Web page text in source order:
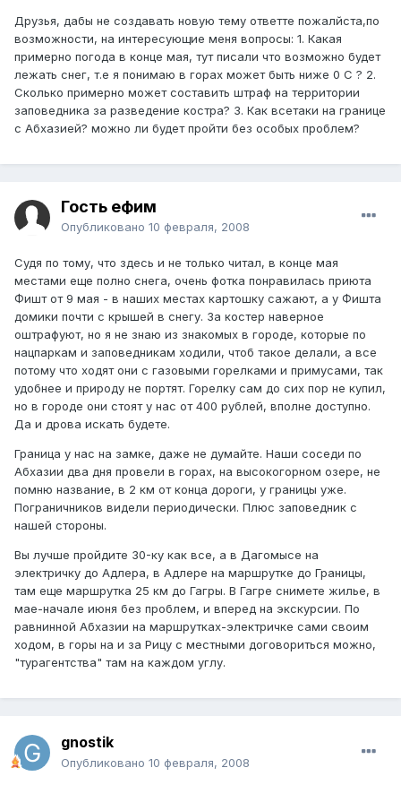
Друзья, дабы не создавать новую тему ответте пожалйста,по
возможности, на интересующие меня вопросы: 1. Какая
примерно погода в конце мая, тут писали что возможно будет
лежать снег, т.е я понимаю в горах может быть ниже 0 С ? 2.
Сколько примерно может составить штраф на территории
заповедника за разведение костра? 3. Как всетаки на границе
с Абхазией? можно ли будет пройти без особых проблем?
Гость ефим
Опубликовано 10 февраля, 2008
Судя по тому, что здесь и не только читал, в конце мая
местами еще полно снега, очень фотка понравилась приюта
Фишт от 9 мая - в наших местах картошку сажают, а у Фишта
домики почти с крышей в снегу. За костер наверное
оштрафуют, но я не знаю из знакомых в городе, которые по
нацпаркам и заповедникам ходили, чтоб такое делали, а все
потому что ходят они с газовыми горелками и примусами, так
удобнее и природу не портят. Горелку сам до сих пор не купил,
но в городе они стоят у нас от 400 рублей, вполне доступно.
Да и дрова искать будете.
Граница у нас на замке, даже не думайте. Наши соседи по
Абхазии два дня провели в горах, на высокогорном озере, не
помню название, в 2 км от конца дороги, у границы уже.
Пограничников видели периодически. Плюс заповедник с
нашей стороны.
Вы лучше пройдите 30-ку как все, а в Дагомысе на
электричку до Адлера, в Адлере на маршрутке до Границы,
там еще маршрутка 25 км до Гагры. В Гагре снимете жилье, в
мае-начале июня без проблем, и вперед на экскурсии. По
равнинной Абхазии на маршрутках-электричке сами своим
ходом, в горы на и за Рицу с местными договориться можно,
"турагентства" там на каждом углу.
gnostik
Опубликовано 10 февраля, 2008